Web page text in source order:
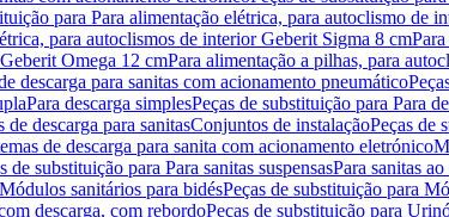
para Para alimentação elétrica, para autoclismo de
para autoclismos de interior Geberit Sigma 8 cm
Omega 12 cmPara alimentação a pilhas, para
descarga para sanitas com acionamento pneumático
Para descarga simplesPeças de substituição para Para
descarga para sanitasConjuntos de instalaçãoPeças de
de descarga para sanita com acionamento eletrónico
de substituição para Para sanitas suspensasPara sanitas
Módulos sanitários para bidésPeças de substituição para
descarga, com rebordoPeças de substituição para